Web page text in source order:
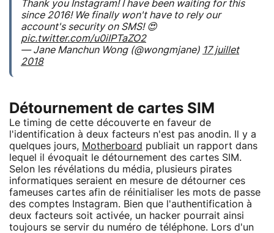
Thank you Instagram! I have been waiting for this
since 2016! We finally won't have to rely our
account's security on SMS! 😍
pic.twitter.com/u0iIPTaZO2
— Jane Manchun Wong (@wongmjane) 17 juillet
2018
Détournement de cartes SIM
Le timing de cette découverte en faveur de
l'identification à deux facteurs n'est pas anodin. Il y a
quelques jours, Motherboard publiait un rapport dans
lequel il évoquait le détournement des cartes SIM.
Selon les révélations du média, plusieurs pirates
informatiques seraient en mesure de détourner ces
fameuses cartes afin de réinitialiser les mots de passe
des comptes Instagram. Bien que l'authentification à
deux facteurs soit activée, un hacker pourrait ainsi
toujours se servir du numéro de téléphone. Lors d'un